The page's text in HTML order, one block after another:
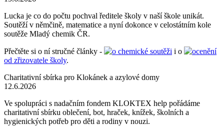
Lucka je co do počtu pochval ředitele školy v naší škole unikát.
Soutěží v němčině, matematice a nyní dokonce v celostátním kole
soutěže Mladý chemik ČR.
Přečtěte si o ní stručné články - o chemické soutěži i o
ocenění
od zřizovatele školy.
Charitativní sbírka pro Klokánek a azylové domy
12.6.2026
Ve spolupráci s nadačním fondem KLOKTEX help pořádáme
charitativní sbírku oblečení, bot, hraček, knížek, školních a
hygienických potřeb pro děti a rodiny v nouzi.